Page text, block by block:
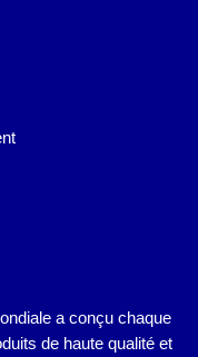
a conçu chaque
de haute qualité et